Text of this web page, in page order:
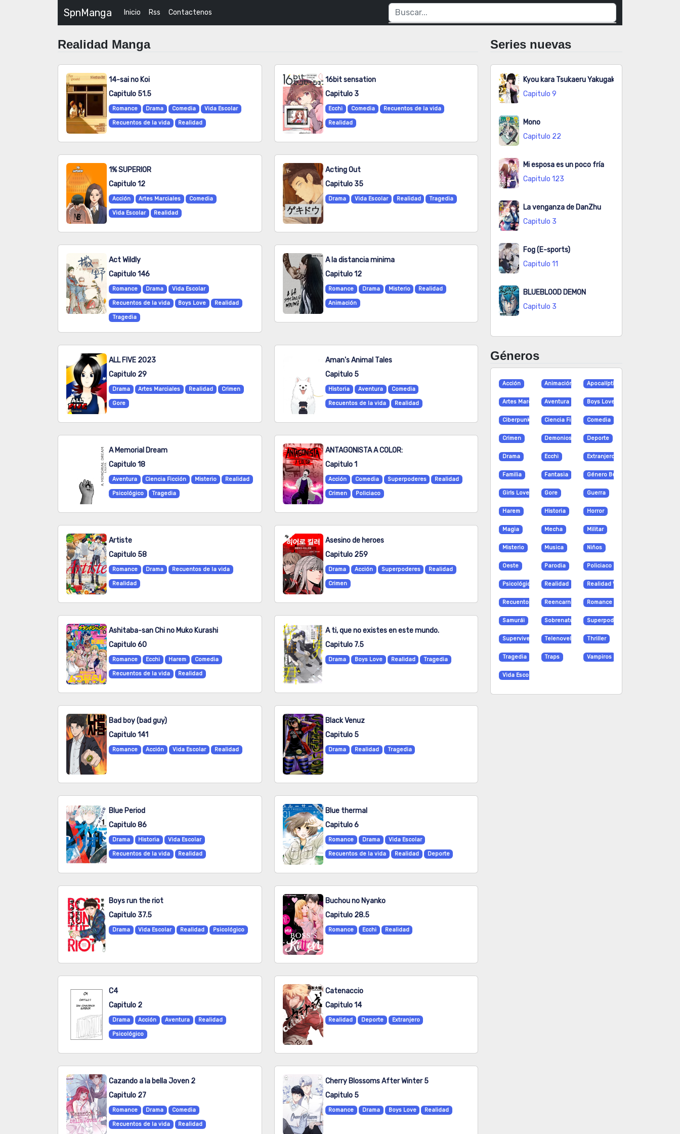
SpnManga Inicio Rss Contactenos
Realidad Manga
14-sai no Koi
Capitulo 51.5
Romance Drama Comedia Vida Escolar
Recuentos de la vida Realidad
16bit sensation
Capitulo 3
Ecchi Comedia Recuentos de la vida
Realidad
1% SUPERIOR
Capitulo 12
Acción Artes Marciales Comedia
Vida Escolar Realidad
Acting Out
Capitulo 35
Drama Vida Escolar Realidad Tragedia
Act Wildly
Capitulo 146
Romance Drama Vida Escolar
Recuentos de la vida Boys Love Realidad
Tragedia
A la distancia minima
Capitulo 12
Romance Drama Misterio Realidad
Animación
ALL FIVE 2023
Capitulo 29
Drama Artes Marciales Realidad Crimen
Gore
Aman's Animal Tales
Capitulo 5
Historia Aventura Comedia
Recuentos de la vida Realidad
A Memorial Dream
Capitulo 18
Aventura Ciencia Ficción Misterio Realidad
Psicológico Tragedia
ANTAGONISTA A COLOR:
Capitulo 1
Acción Comedia Superpoderes Realidad
Crimen Policiaco
Artiste
Capitulo 58
Romance Drama Recuentos de la vida
Realidad
Asesino de heroes
Capitulo 259
Drama Acción Superpoderes Realidad
Crimen
Ashitaba-san Chi no Muko Kurashi
Capitulo 60
Romance Ecchi Harem Comedia
Recuentos de la vida Realidad
A ti, que no existes en este mundo.
Capitulo 7.5
Drama Boys Love Realidad Tragedia
Bad boy (bad guy)
Capitulo 141
Romance Acción Vida Escolar Realidad
Black Venuz
Capitulo 5
Drama Realidad Tragedia
Blue Period
Capitulo 86
Drama Historia Vida Escolar
Recuentos de la vida Realidad
Blue thermal
Capitulo 6
Romance Drama Vida Escolar
Recuentos de la vida Realidad Deporte
Boys run the riot
Capitulo 37.5
Drama Vida Escolar Realidad Psicológico
Buchou no Nyanko
Capitulo 28.5
Romance Ecchi Realidad
C4
Capitulo 2
Drama Acción Aventura Realidad
Psicológico
Catenaccio
Capitulo 14
Realidad Deporte Extranjero
Cazando a la bella Joven 2
Capitulo 27
Romance Drama Comedia
Recuentos de la vida Realidad
Cherry Blossoms After Winter 5
Capitulo 5
Romance Drama Boys Love Realidad
Series nuevas
Kyou kara Tsukaeru Yakugakuteki Osewa
Capitulo 9
Mono
Capitulo 22
Mi esposa es un poco fría
Capitulo 123
La venganza de DanZhu
Capitulo 3
Fog (E-sports)
Capitulo 11
BLUEBLOOD DEMON
Capitulo 3
Géneros
Acción Animación Apocalíptico
Artes Marciales Aventura Boys Love
Ciberpunk Ciencia Ficción Comedia
Crimen Demonios Deporte
Drama Ecchi Extranjero
Familia Fantasia Género Bender
Girls Love Gore Guerra
Harem Historia Horror
Magia Mecha Militar
Misterio Musica Niños
Oeste Parodia Policiaco
Psicológico Realidad Realidad Virtual
Recuentos de la vidaReencarnación Romance
Samurái Sobrenatural Superpoderes
Supervivencia Telenovela Thriller
Tragedia Traps Vampiros
Vida Escolar